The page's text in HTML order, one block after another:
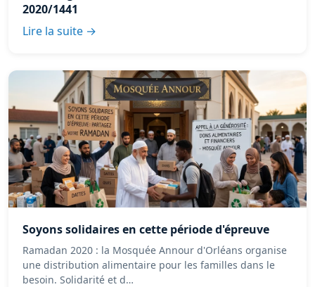
2020/1441
Lire la suite →
Soyons solidaires en cette période d'épreuve
Ramadan 2020 : la Mosquée Annour d'Orléans organise
une distribution alimentaire pour les familles dans le
besoin. Solidarité et d…